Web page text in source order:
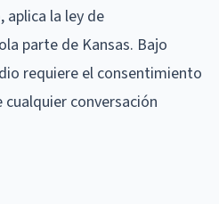
aplica la ley de
parte de Kansas. Bajo
requiere el consentimiento
conversación